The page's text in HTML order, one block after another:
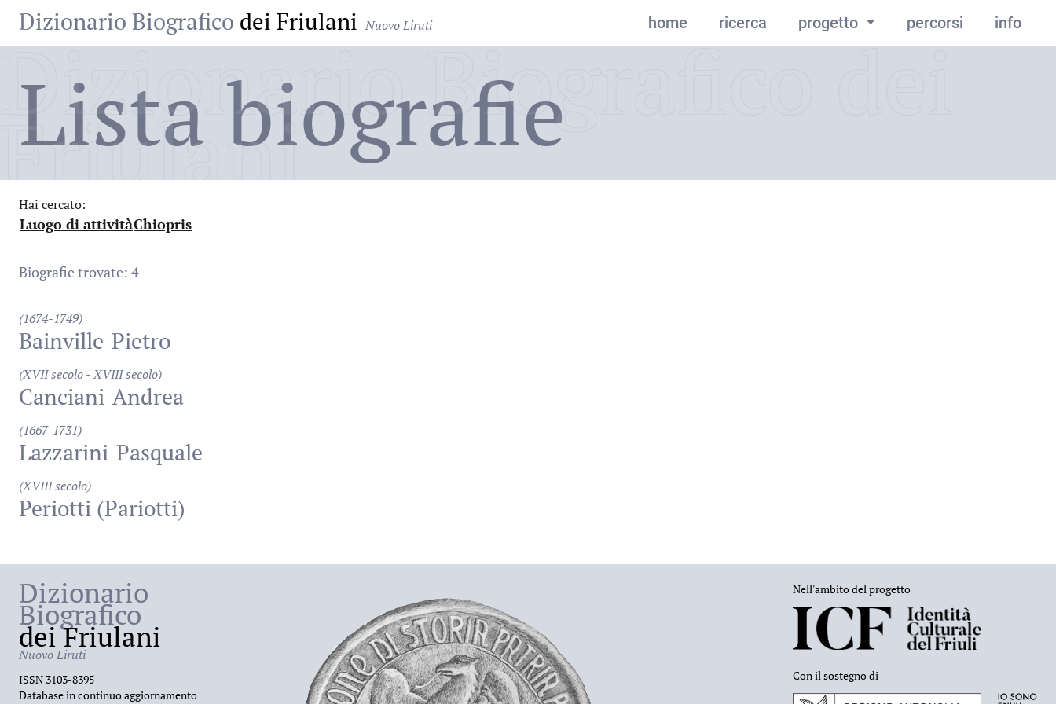
Dizionario Biografico dei Friulani Nuovo Liruti home ricerca progetto percorsi info
Dizionario Biografico dei
Friulani
Lista biografie
Hai cercato:
Luogo di attività
:Chiopris
Biografie trovate: 4
(1674-1749)
Bainville Pietro
(XVII secolo - XVIII secolo)
Canciani Andrea
(1667-1731)
Lazzarini Pasquale
(XVIII secolo)
Periotti (Pariotti)
Dizionario
Biografico
dei Friulani
Nuovo Liruti
ISSN 3103-8395
Database in continuo aggiornamento
Nell'ambito del progetto
Con il sostegno di